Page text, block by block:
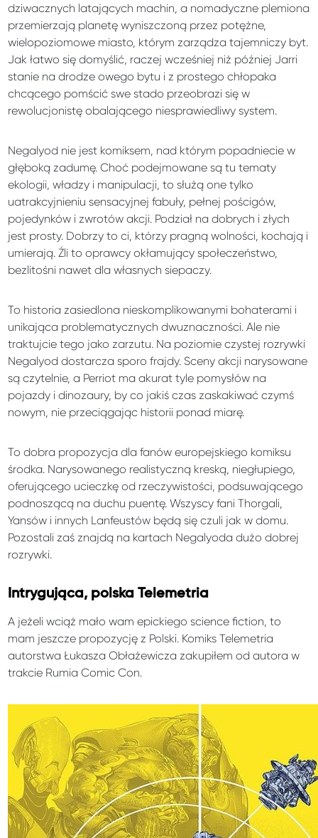
dziwacznych latających machin, a nomadyczne plemiona
przemierzają planetę wyniszczoną przez potężne,
wielopoziomowe miasto, którym zarządza tajemniczy byt.
Jak łatwo się domyślić, raczej wcześniej niż później Jarri
stanie na drodze owego bytu i z prostego chłopaka
chcącego pomścić swe stado przeobrazi się w
rewolucjonistę obalającego niesprawiedliwy system.
Negalyod nie jest komiksem, nad którym popadniecie w
głęboką zadumę. Choć podejmowane są tu tematy
ekologii, władzy i manipulacji, to służą one tylko
uatrakcyjnieniu sensacyjnej fabuły, pełnej pościgów,
pojedynków i zwrotów akcji. Podział na dobrych i złych
jest prosty. Dobrzy to ci, którzy pragną wolności, kochają i
umierają. Źli to oprawcy okłamujący społeczeństwo,
bezlitośni nawet dla własnych siepaczy.
To historia zasiedlona nieskomplikowanymi bohaterami i
unikająca problematycznych dwuznaczności. Ale nie
traktujcie tego jako zarzutu. Na poziomie czystej rozrywki
Negalyod dostarcza sporo frajdy. Sceny akcji narysowane
są czytelnie, a Perriot ma akurat tyle pomysłów na
pojazdy i dinozaury, by co jakiś czas zaskakiwać czymś
nowym, nie przeciągając historii ponad miarę.
To dobra propozycja dla fanów europejskiego komiksu
środka. Narysowanego realistyczną kreską, niegłupiego,
oferującego ucieczkę od rzeczywistości, podsuwającego
podnoszącą na duchu puentę. Wszyscy fani Thorgali,
Yansów i innych Lanfeustów będą się czuli jak w domu.
Pozostali zaś znajdą na kartach Negalyoda dużo dobrej
rozrywki.
Intrygująca, polska Telemetria
A jeżeli wciąż mało wam epickiego science fiction, to
mam jeszcze propozycję z Polski. Komiks Telemetria
autorstwa Łukasza Obłażewicza zakupiłem od autora w
trakcie Rumia Comic Con.